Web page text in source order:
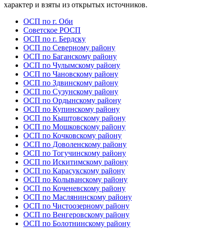
характер и взяты из открытых источников.
ОСП по г. Оби
Советское РОСП
ОСП по г. Бердску
ОСП по Северному району
ОСП по Баганскому району
ОСП по Чулымскому району
ОСП по Чановскому району
ОСП по Здвинскому району
ОСП по Сузунскому району
ОСП по Ордынскому району
ОСП по Купинскому району
ОСП по Кыштовскому району
ОСП по Мошковскому району
ОСП по Кочковскому району
ОСП по Доволенскому району
ОСП по Тогучинскому району
ОСП по Искитимскому району
ОСП по Карасукскому району
ОСП по Колыванскому району
ОСП по Коченевскому району
ОСП по Маслянинскому району
ОСП по Чистоозерному району
ОСП по Венгеровскому району
ОСП по Болотнинскому району